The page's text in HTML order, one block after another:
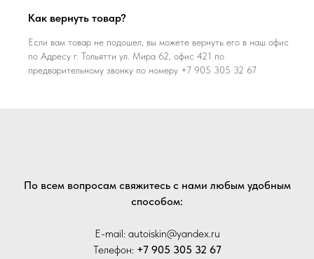
Как вернуть товар?
Если вам товар не подошел, вы можете вернуть его в наш офис
по Адресу г. Тольятти ул. Мира 62, офис 421 по
предварительному звонку по номеру +7 905 305 32 67
По всем вопросам свяжитесь с нами любым удобным
способом:
E-mail: autoiskin@yandex.ru
Телефон: +7 905 305 32 67